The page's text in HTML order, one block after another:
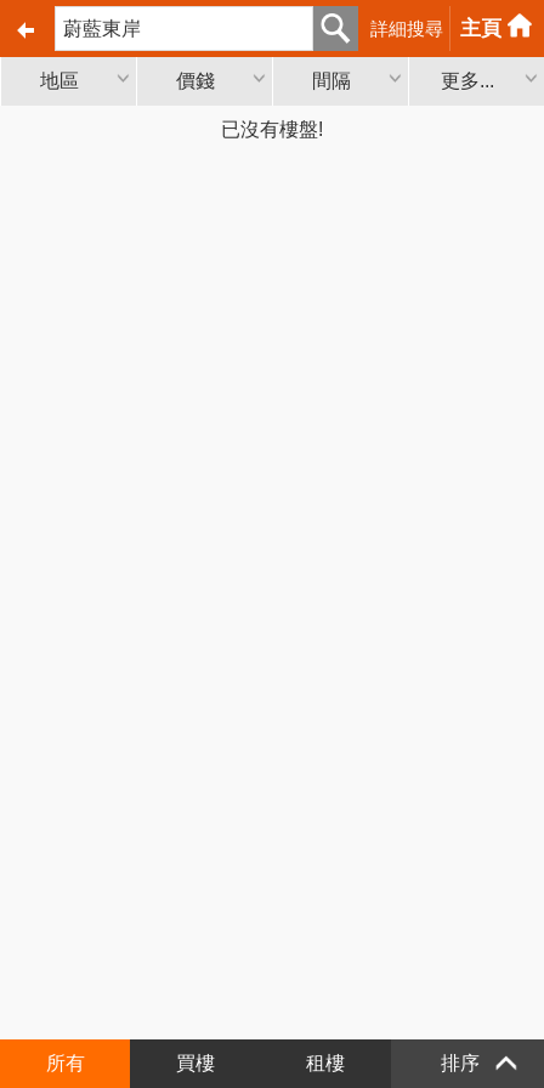
詳細搜尋 主頁
地區 價錢 間隔 更多...
已沒有樓盤!
所有 買樓 租樓 排序